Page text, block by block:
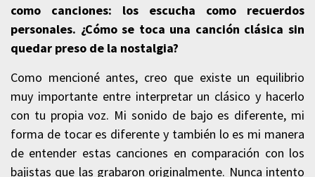
como canciones: los escucha como recuerdos
personales. ¿Cómo se toca una canción clásica sin
quedar preso de la nostalgia?
Como mencioné antes, creo que existe un equilibrio
muy importante entre interpretar un clásico y hacerlo
con tu propia voz. Mi sonido de bajo es diferente, mi
forma de tocar es diferente y también lo es mi manera
de entender estas canciones en comparación con los
bajistas que las grabaron originalmente. Nunca intento